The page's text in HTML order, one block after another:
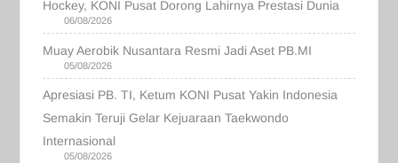
Hockey, KONI Pusat Dorong Lahirnya Prestasi Dunia
06/08/2026
Muay Aerobik Nusantara Resmi Jadi Aset PB.MI
05/08/2026
Apresiasi PB. TI, Ketum KONI Pusat Yakin Indonesia
Semakin Teruji Gelar Kejuaraan Taekwondo
Internasional
05/08/2026